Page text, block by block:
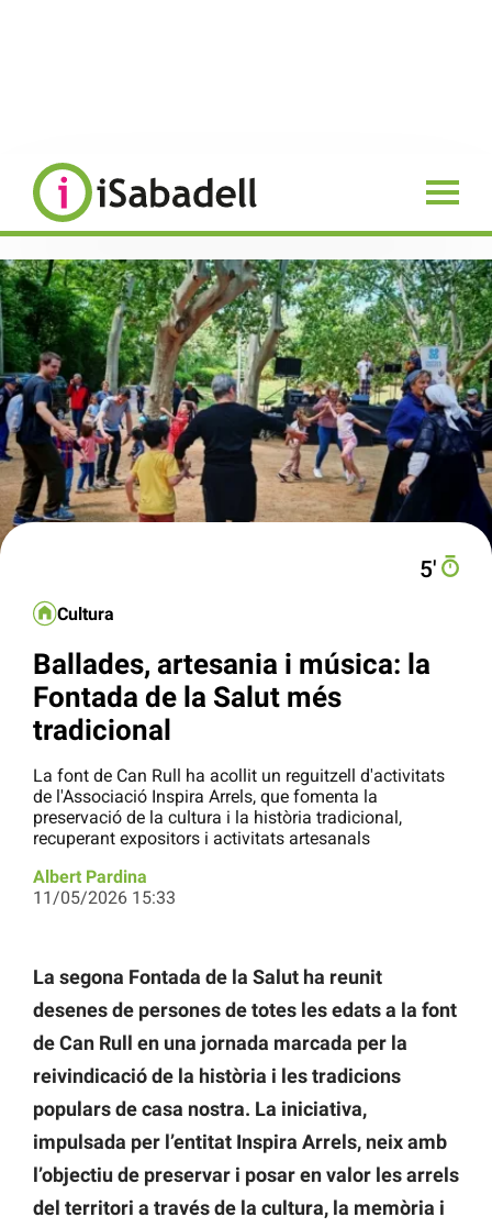
5′
Cultura
Ballades, artesania i música: la
Fontada de la Salut més
tradicional
La font de Can Rull ha acollit un reguitzell d'activitats
de l'Associació Inspira Arrels, que fomenta la
preservació de la cultura i la història tradicional,
recuperant expositors i activitats artesanals
Albert Pardina
11/05/2026 15:33
La segona Fontada de la Salut ha reunit
desenes de persones de totes les edats a la font
de Can Rull en una jornada marcada per la
reivindicació de la història i les tradicions
populars de casa nostra. La iniciativa,
impulsada per l’entitat Inspira Arrels, neix amb
l’objectiu de preservar i posar en valor les arrels
del territori a través de la cultura, la memòria i